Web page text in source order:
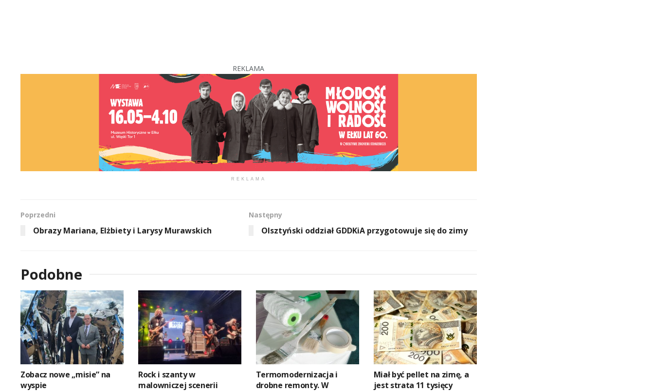
REKLAMA
REKLAMA
Poprzedni
Obrazy Mariana, Elżbiety i Larysy Murawskich
Następny
Olsztyński oddział GDDKiA przygotowuje się do zimy
Podobne
Zobacz nowe „misie” na
wyspie
Rock i szanty w
malowniczej scenerii
Termomodernizacja i
drobne remonty. W
Miał być pellet na zimę, a
jest strata 11 tysięcy